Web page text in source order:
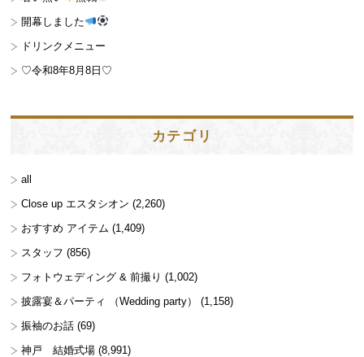
開幕しました
ドリンクメニュー
♡令和8年8月8日♡
カテゴリ
all
Close up エスタシオン (2,260)
おすすめ アイテム (1,409)
スタッフ (856)
フォトウェディング & 前撮り (1,002)
披露宴＆パーティ （Wedding party）
(1,158)
振袖のお話 (69)
神戸 結婚式場 (8,991)